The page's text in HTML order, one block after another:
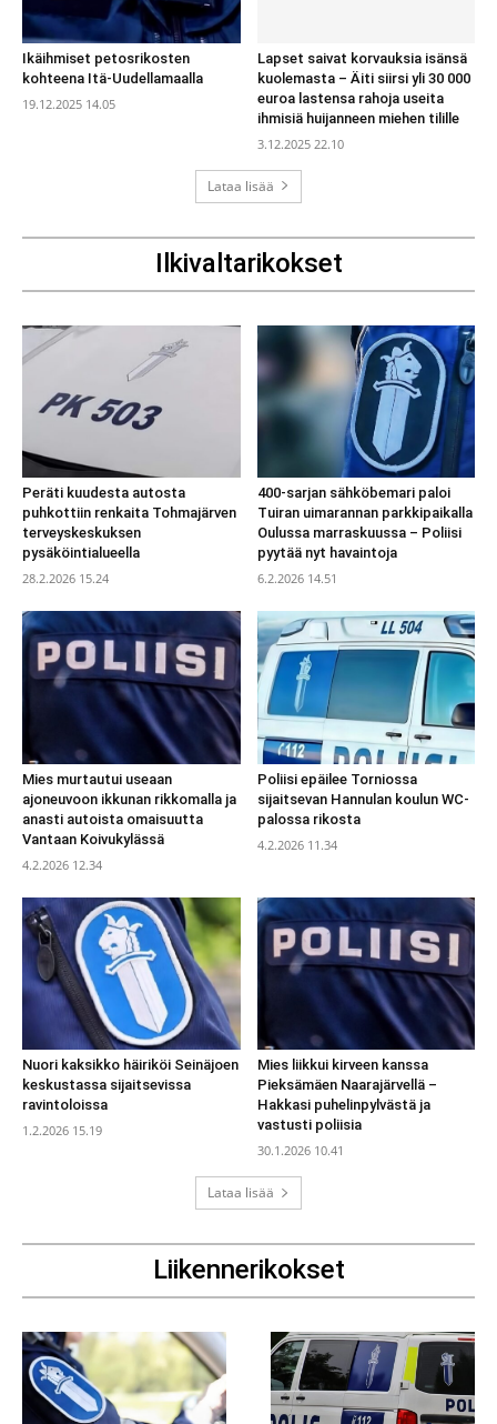
Ikäihmiset petosrikosten
kohteena Itä-Uudellamaalla
19.12.2025 14.05
Lapset saivat korvauksia isänsä
kuolemasta – Äiti siirsi yli 30 000
euroa lastensa rahoja useita
ihmisiä huijanneen miehen tilille
3.12.2025 22.10
Lataa lisää
Ilkivaltarikokset
Peräti kuudesta autosta
puhkottiin renkaita Tohmajärven
terveyskeskuksen
pysäköintialueella
28.2.2026 15.24
400-sarjan sähköbemari paloi
Tuiran uimarannan parkkipaikalla
Oulussa marraskuussa – Poliisi
pyytää nyt havaintoja
6.2.2026 14.51
Mies murtautui useaan
ajoneuvoon ikkunan rikkomalla ja
anasti autoista omaisuutta
Vantaan Koivukylässä
4.2.2026 12.34
Poliisi epäilee Torniossa
sijaitsevan Hannulan koulun WC-
palossa rikosta
4.2.2026 11.34
Nuori kaksikko häiriköi Seinäjoen
keskustassa sijaitsevissa
ravintoloissa
1.2.2026 15.19
Mies liikkui kirveen kanssa
Pieksämäen Naarajärvellä –
Hakkasi puhelinpylvästä ja
vastusti poliisia
30.1.2026 10.41
Lataa lisää
Liikennerikokset